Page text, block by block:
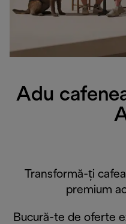
Adu
Transformă-ți
premium
Bucură-te de oferte